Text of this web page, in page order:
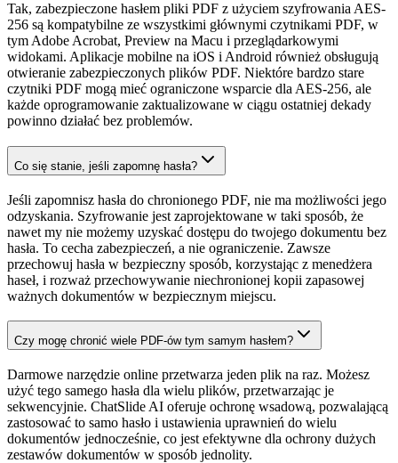
Tak, zabezpieczone hasłem pliki PDF z użyciem szyfrowania AES-
256 są kompatybilne ze wszystkimi głównymi czytnikami PDF, w
tym Adobe Acrobat, Preview na Macu i przeglądarkowymi
widokami. Aplikacje mobilne na iOS i Android również obsługują
otwieranie zabezpieczonych plików PDF. Niektóre bardzo stare
czytniki PDF mogą mieć ograniczone wsparcie dla AES-256, ale
każde oprogramowanie zaktualizowane w ciągu ostatniej dekady
powinno działać bez problemów.
Co się stanie, jeśli zapomnę hasła?
Jeśli zapomnisz hasła do chronionego PDF, nie ma możliwości jego
odzyskania. Szyfrowanie jest zaprojektowane w taki sposób, że
nawet my nie możemy uzyskać dostępu do twojego dokumentu bez
hasła. To cecha zabezpieczeń, a nie ograniczenie. Zawsze
przechowuj hasła w bezpieczny sposób, korzystając z menedżera
haseł, i rozważ przechowywanie niechronionej kopii zapasowej
ważnych dokumentów w bezpiecznym miejscu.
Czy mogę chronić wiele PDF-ów tym samym hasłem?
Darmowe narzędzie online przetwarza jeden plik na raz. Możesz
użyć tego samego hasła dla wielu plików, przetwarzając je
sekwencyjnie. ChatSlide AI oferuje ochronę wsadową, pozwalającą
zastosować to samo hasło i ustawienia uprawnień do wielu
dokumentów jednocześnie, co jest efektywne dla ochrony dużych
zestawów dokumentów w sposób jednolity.